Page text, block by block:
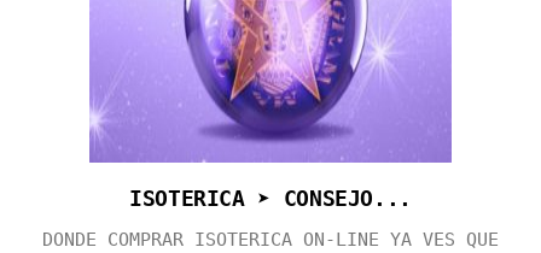
ISOTERICA ➤ CONSEJO...
DONDE COMPRAR ISOTERICA ON-LINE YA VES QUE